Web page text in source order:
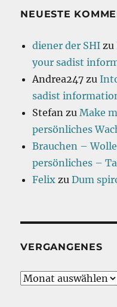
NEUESTE
diener der SHI zu
your sadist
Andrea247 zu
sadist
Stefan zuMake
persönliches
Brauchen –
persönliches –
Felix zuDum
VERGANGENES
Vergangenes